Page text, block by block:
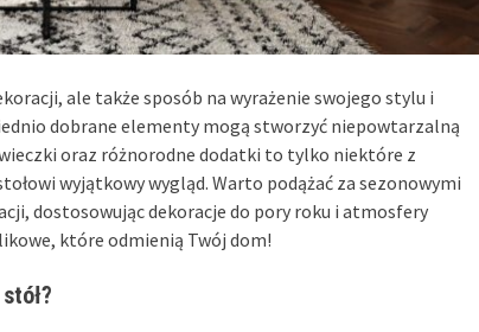
ale także sposób na wyrażenie swojego stylu i
dobrane elementy mogą stworzyć niepowtarzalną
oraz różnorodne dodatki to tylko niektóre z
wyjątkowy wygląd. Warto podążać za sezonowymi
dostosowując dekoracje do pory roku i atmosfery
które odmienią Twój dom!